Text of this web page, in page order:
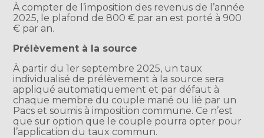
À compter de l’imposition des revenus de l’année
2025, le plafond de 800 € par an est porté à 900
€ par an.
Prélèvement à la source
À partir du 1er septembre 2025, un taux
individualisé de prélèvement à la source sera
appliqué automatiquement et par défaut à
chaque membre du couple marié ou lié par un
Pacs et soumis à imposition commune. Ce n’est
que sur option que le couple pourra opter pour
l’application du taux commun.